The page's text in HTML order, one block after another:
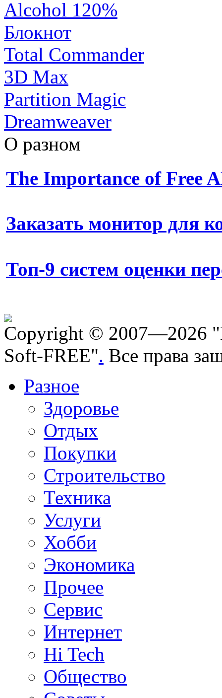
Alcohol 120%
Блокнот
Total Commander
3D Max
Partition Magic
Dreamweaver
О разном
The Importance of Free
Заказать монитор для
Топ-9 систем оценки
Copyright © 2007—2026
Soft-FREE". Все права
Разное
Здоровье
Отдых
Покупки
Строительство
Техника
Услуги
Хобби
Экономика
Прочее
Сервис
Интернет
Hi Tech
Общество